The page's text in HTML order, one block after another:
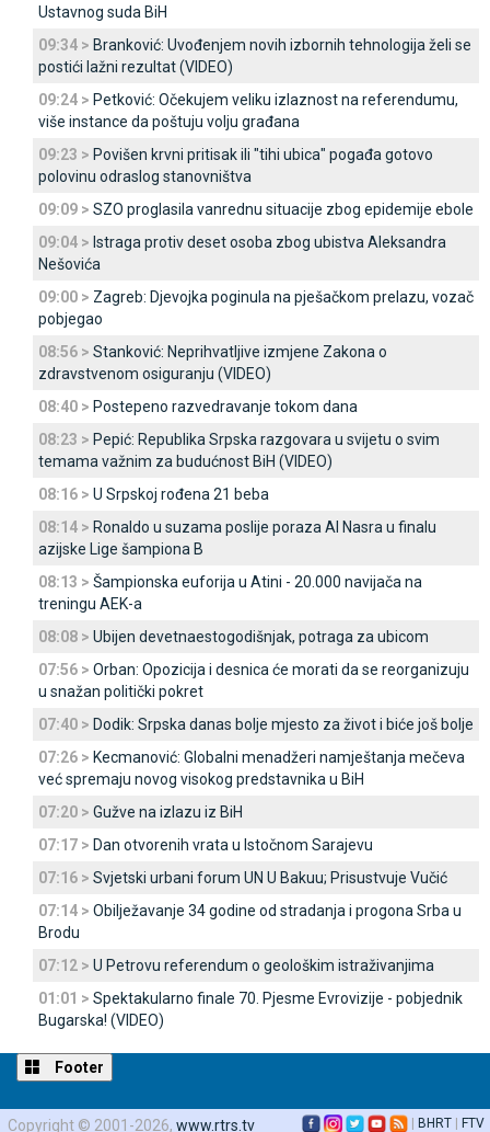
Ustavnog suda BiH
09:34 > Branković: Uvođenjem novih izbornih tehnologija želi se
postići lažni rezultat (VIDEO)
09:24 > Petković: Očekujem veliku izlaznost na referendumu,
više instance da poštuju volju građana
09:23 > Povišen krvni pritisak ili "tihi ubica" pogađa gotovo
polovinu odraslog stanovništva
09:09 > SZO proglasila vanrednu situacije zbog epidemije ebole
09:04 > Istraga protiv deset osoba zbog ubistva Aleksandra
Nešovića
09:00 > Zagreb: Djevojka poginula na pješačkom prelazu, vozač
pobjegao
08:56 > Stanković: Neprihvatljive izmjene Zakona o
zdravstvenom osiguranju (VIDEO)
08:40 > Postepeno razvedravanje tokom dana
08:23 > Pepić: Republika Srpska razgovara u svijetu o svim
temama važnim za budućnost BiH (VIDEO)
08:16 > U Srpskoj rođena 21 beba
08:14 > Ronaldo u suzama poslije poraza Al Nasra u finalu
azijske Lige šampiona B
08:13 > Šampionska euforija u Atini - 20.000 navijača na
treningu AEK-a
08:08 > Ubijen devetnaestogodišnjak, potraga za ubicom
07:56 > Orban: Opozicija i desnica će morati da se reorganizuju
u snažan politički pokret
07:40 > Dodik: Srpska danas bolje mjesto za život i biće još bolje
07:26 > Kecmanović: Globalni menadžeri namještanja mečeva
već spremaju novog visokog predstavnika u BiH
07:20 > Gužve na izlazu iz BiH
07:17 > Dan otvorenih vrata u Istočnom Sarajevu
07:16 > Svjetski urbani forum UN U Bakuu; Prisustvuje Vučić
07:14 > Obilježavanje 34 godine od stradanja i progona Srba u
Brodu
07:12 > U Petrovu referendum o geološkim istraživanjima
01:01 > Spektakularno finale 70. Pjesme Evrovizije - pobjednik
Bugarska! (VIDEO)
Footer
Copyright © 2001-2026, www.rtrs.tv BHRT FTV